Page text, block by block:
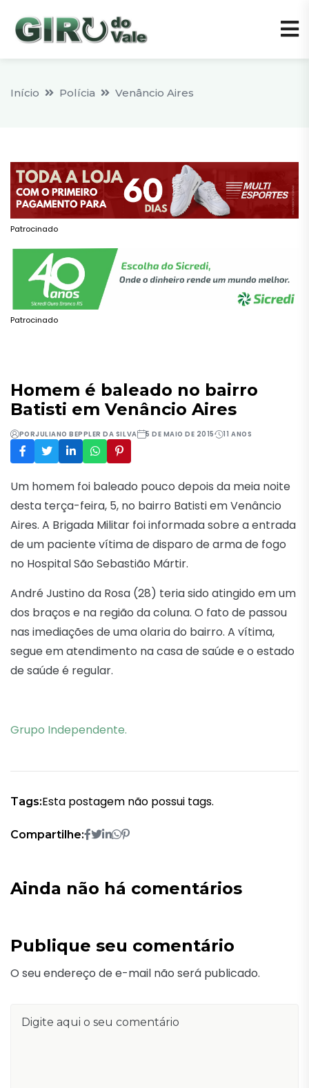
Início Polícia Venâncio Aires
Patrocinado
Patrocinado
Homem é baleado no bairro
Batisti em Venâncio Aires
PORJULIANO BEPPLER DA SILVA 5 DE MAIO DE 2015 11 ANOS
Um homem foi baleado pouco depois da meia noite
desta terça-feira, 5, no bairro Batisti em Venâncio
Aires. A Brigada Militar foi informada sobre a entrada
de um paciente vítima de disparo de arma de fogo
no Hospital São Sebastião Mártir.
André Justino da Rosa (28) teria sido atingido em um
dos braços e na região da coluna. O fato de passou
nas imediações de uma olaria do bairro. A vítima,
segue em atendimento na casa de saúde e o estado
de saúde é regular.
Grupo Independente.
Tags:Esta postagem não possui tags.
Compartilhe:
Ainda não há comentários
Publique seu comentário
O seu endereço de e-mail não será publicado.